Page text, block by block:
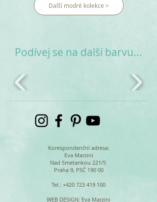
Další modré kolekce >
Podívej se na další barvu...
Korespondenční adresa:
Eva Marzini
Nad Smetankou 221/5
Praha 9, PSČ 190 00
Tel.: +420 723 419 100
WEB DESIGN: Eva Marzini